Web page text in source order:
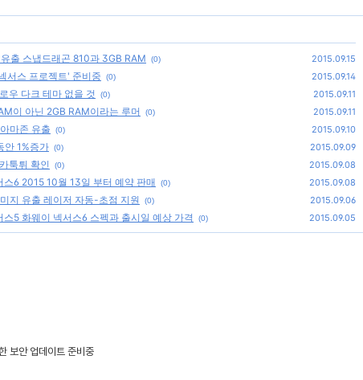
출 스냅드래곤 810과 3GB RAM (0) 2015.09.15
서스 프로젝트' 준비중 (0) 2015.09.14
우 다크 테마 없을 것 (0) 2015.09.11
이 아닌 2GB RAM이라는 루머 (0) 2015.09.11
마존 유출 (0) 2015.09.10
안 1%증가 (0) 2015.09.09
툭튀 확인 (0) 2015.09.08
스6 2015 10월 13일 부터 예약 판매 (0) 2015.09.08
지 유출 레이저 자동-초점 지원 (0) 2015.09.06
5 화웨이 넥서스6 스펙과 출시일 예상 가격 (0) 2015.09.05
보안 업데이트 준비중